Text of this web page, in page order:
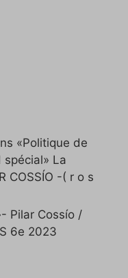
«Politique de
spécial» La
COSSÍO -( r o s
Pilar Cossío /
6e 2023